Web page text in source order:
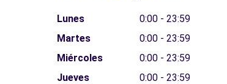
Lunes
0:00 - 23:59
Martes
0:00 - 23:59
Miércoles
0:00 - 23:59
Jueves
0:00 - 23:59